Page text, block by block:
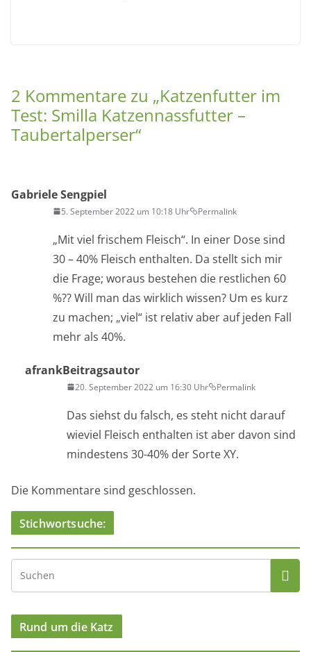
2 Kommentare zu „Katzenfutter im
Test: Smilla Katzennassfutter –
Taubertalperser“
Gabriele Sengpiel
5. September 2022 um 10:18 Uhr Permalink
„Mit viel frischem Fleisch“. In einer Dose sind
30 – 40% Fleisch enthalten. Da stellt sich mir
die Frage; woraus bestehen die restlichen 60
%?? Will man das wirklich wissen? Um es kurz
zu machen; „viel“ ist relativ aber auf jeden Fall
mehr als 40%.
afrankBeitragsautor
20. September 2022 um 16:30 Uhr Permalink
Das siehst du falsch, es steht nicht darauf
wieviel Fleisch enthalten ist aber davon sind
mindestens 30-40% der Sorte XY.
Die Kommentare sind geschlossen.
Stichwortsuche:
Rund um die Katz